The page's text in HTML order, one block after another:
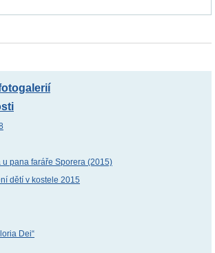
pana faráře Sporera (2015)
dětí v kostele 2015
Dei“